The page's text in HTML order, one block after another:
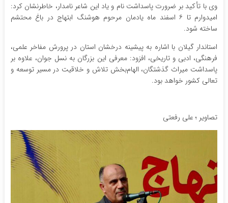
وی با تأکید بر ضرورت پاسداشت نام و یاد این شاعر نامدار، خاطرنشان کرد:
امیدوارم تا ۶ اسفند ماه یادمان مرحوم هوشنگ ابتهاج در باغ محتشم
ساخته شود.
استاندار گیلان با اشاره به پیشینه درخشان استان در پرورش مفاخر علمی،
فرهنگی، ادبی و تاریخی، افزود: معرفی این بزرگان به نسل جوان، علاوه بر
پاسداشت میراث گذشتگان، الهام‌بخش تلاش و خلاقیت در مسیر توسعه و
تعالی کشور خواهد بود.
تصاویر ؛ علی رفعتی